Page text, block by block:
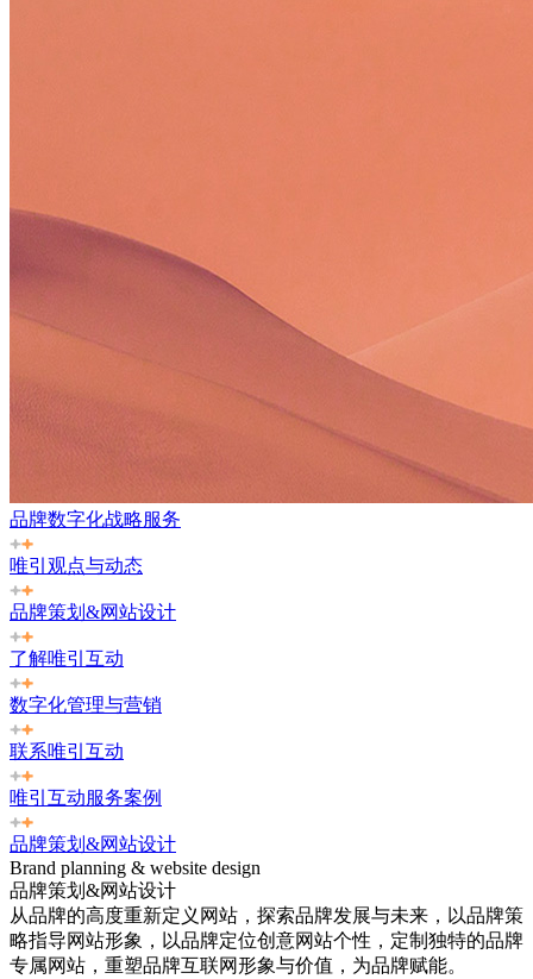
品牌数字化战略服务
唯引观点与动态
品牌策划&网站设计
了解唯引互动
数字化管理与营销
联系唯引互动
唯引互动服务案例
品牌策划&网站设计
Brand planning & website design
品牌策划&网站设计
从品牌的高度重新定义网站，探索品牌发展与未来，以品牌策
略指导网站形象，以品牌定位创意网站个性，定制独特的品牌
专属网站，重塑品牌互联网形象与价值，为品牌赋能。